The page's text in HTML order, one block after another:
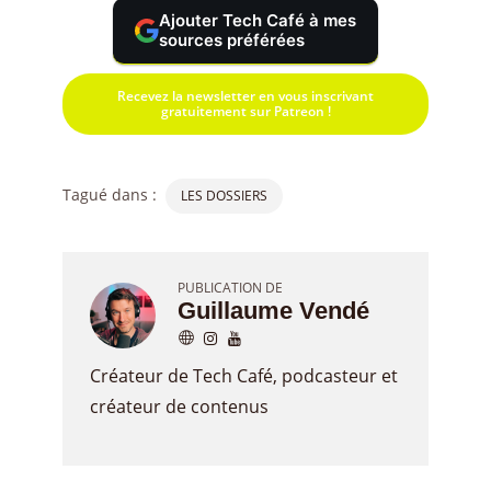
Ajouter Tech Café à mes
sources préférées
Recevez la newsletter en vous inscrivant
gratuitement sur Patreon !
Tagué dans : LES DOSSIERS
PUBLICATION DE
Guillaume Vendé
Créateur de Tech Café, podcasteur et
créateur de contenus